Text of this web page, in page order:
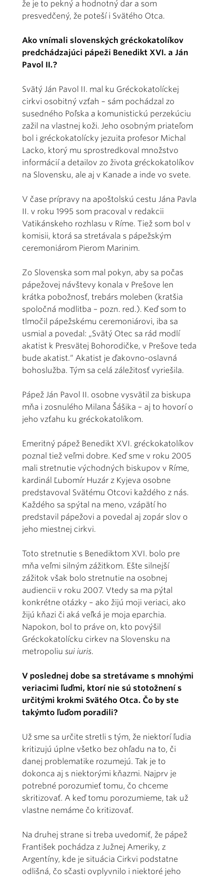
že je to pekný a hodnotný dar a som
presvedčený, že poteší i Svätého Otca.
Ako vnímali slovenských gréckokatolíkov
predchádzajúci pápeži Benedikt XVI. a Ján
Pavol II.?
Svätý Ján Pavol II. mal ku Gréckokatolíckej
cirkvi osobitný vzťah – sám pochádzal zo
susedného Poľska a komunistickú perzekúciu
zažil na vlastnej koži. Jeho osobným priateľom
bol i gréckokatolícky jezuita profesor Michal
Lacko, ktorý mu sprostredkoval množstvo
informácií a detailov zo života gréckokatolíkov
na Slovensku, ale aj v Kanade a inde vo svete.
V čase prípravy na apoštolskú cestu Jána Pavla
II. v roku 1995 som pracoval v redakcii
Vatikánskeho rozhlasu v Ríme. Tiež som bol v
komisii, ktorá sa stretávala s pápežským
ceremoniárom Pierom Marinim.
Zo Slovenska som mal pokyn, aby sa počas
pápežovej návštevy konala v Prešove len
krátka pobožnosť, trebárs moleben (kratšia
spoločná modlitba – pozn. red.). Keď som to
tlmočil pápežskému ceremoniárovi, iba sa
usmial a povedal: „Svätý Otec sa rád modlí
akatist k Presvätej Bohorodičke, v Prešove teda
bude akatist.“ Akatist je ďakovno-oslavná
bohoslužba. Tým sa celá záležitosť vyriešila.
Pápež Ján Pavol II. osobne vysvätil za biskupa
mňa i zosnulého Milana Šášika – aj to hovorí o
jeho vzťahu ku gréckokatolíkom.
Emeritný pápež Benedikt XVI. gréckokatolíkov
poznal tiež veľmi dobre. Keď sme v roku 2005
mali stretnutie východných biskupov v Ríme,
kardinál Ľubomír Huzár z Kyjeva osobne
predstavoval Svätému Otcovi každého z nás.
Každého sa spýtal na meno, vzápätí ho
predstavil pápežovi a povedal aj zopár slov o
jeho miestnej cirkvi.
Toto stretnutie s Benediktom XVI. bolo pre
mňa veľmi silným zážitkom. Ešte silnejší
zážitok však bolo stretnutie na osobnej
audiencii v roku 2007. Vtedy sa ma pýtal
konkrétne otázky – ako žijú moji veriaci, ako
žijú kňazi či aká veľká je moja eparchia.
Napokon, bol to práve on, kto povýšil
Gréckokatolícku cirkev na Slovensku na
metropoliu sui iuris.
V poslednej dobe sa stretávame s mnohými
veriacimi ľuďmi, ktorí nie sú stotožnení s
určitými krokmi Svätého Otca. Čo by ste
takýmto ľuďom poradili?
Už sme sa určite stretli s tým, že niektorí ľudia
kritizujú úplne všetko bez ohľadu na to, či
danej problematike rozumejú. Tak je to
dokonca aj s niektorými kňazmi. Najprv je
potrebné porozumieť tomu, čo chceme
skritizovať. A keď tomu porozumieme, tak už
vlastne nemáme čo kritizovať.
Na druhej strane si treba uvedomiť, že pápež
František pochádza z Južnej Ameriky, z
Argentíny, kde je situácia Cirkvi podstatne
odlišná, čo sčasti ovplyvnilo i niektoré jeho